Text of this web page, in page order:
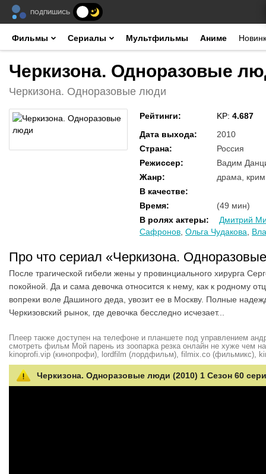
ПОДПИШИСЬ
Фильмы Сериалы Мультфильмы Аниме
Черкизона. Одноразовые
Черкизона. Одноразовые люди
Рейтинги: KP: 4.687
Дата выхода:
2010
Страна:
Россия
Режиссер:
Вадим
Жанр:
драма,
В качестве:
Время:
(49 мин)
В ролях актеры:
Дмитрий
Сафронов Ольга Чудакова
Про что сериал «Черкизона.
После трагической гибели жены у провинциального хирурга
покойной. Да и сама девочка относится к нему, как к родному
вопреки воле Дашиного деда, увозит ее в Москву. Полные
Черкизовский рынок, где девочка бесследно исчезает...
Плеер также доступен на телефоне и планшете под управлением
смотреть фильм Мой парень из зоопарка резка онлайн не хуже чем
kinoprofi.vip (кинопрофи), lordfilm (лордфильм), filmix.co (фильмикс),
Черкизона. Одноразовые люди (2010) 1 Сезон 60